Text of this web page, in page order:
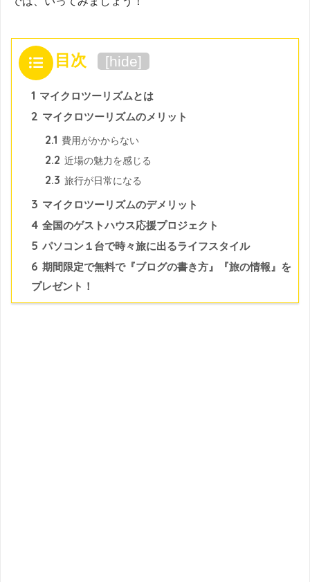
目次 [hide]
1 マイクロツーリズムとは
2 マイクロツーリズムのメリット
2.1 費用がかからない
2.2 近場の魅力を感じる
2.3 旅行が日常になる
3 マイクロツーリズムのデメリット
4 全国のゲストハウス応援プロジェクト
5 パソコン１台で時々旅に出るライフスタイル
6 期間限定で無料で『ブログの書き方』『旅の情報』を
プレゼント！